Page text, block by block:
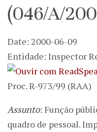
(046/A/
Date: 2000-06-09
Entidade: Inspector
Proc. R-973/99 (RAA)
Assunto: Função
quadro de pessoal.